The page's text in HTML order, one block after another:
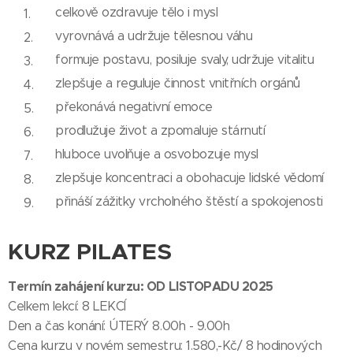
celkově ozdravuje tělo i mysl
vyrovnává a udržuje tělesnou váhu
formuje postavu, posiluje svaly, udržuje vitalitu
zlepšuje a reguluje činnost vnitřních orgánů
překonává negativní emoce
prodlužuje život a zpomaluje stárnutí
hluboce uvolňuje a osvobozuje mysl
zlepšuje koncentraci a obohacuje lidské vědomí
přináší zážitky vrcholného štěstí a spokojenosti
KURZ PILATES
Termín zahájení kurzu: OD LISTOPADU 2025
Celkem lekcí: 8 LEKCÍ
Den a čas konání: ÚTERÝ 8.00h - 9.00h
Cena kurzu v novém semestru: 1.580,-Kč/ 8 hodinových